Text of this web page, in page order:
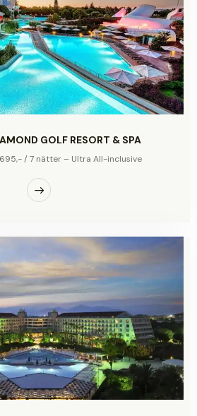
GOLF RESORT & SPA
/ 7 nätter – Ultra All-inclusive